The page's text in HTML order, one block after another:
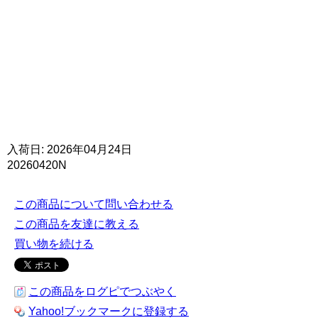
入荷日: 2026年04月24日
20260420N
この商品について問い合わせる
この商品を友達に教える
買い物を続ける
この商品をログピでつぶやく
Yahoo!ブックマークに登録する